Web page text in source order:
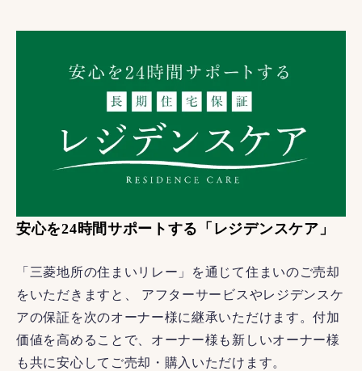
安心を24時間サポートする「レジデンスケア」
「三菱地所の住まいリレー」を通じて住まいのご売却
をいただきますと、 アフターサービスやレジデンスケ
アの保証を次のオーナー様に継承いただけます。付加
価値を高めることで、オーナー様も新しいオーナー様
も共に安心してご売却・購入いただけます。